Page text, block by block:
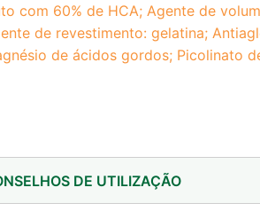
com 60% de HCA; Agente de
de revestimento: gelatina;
de ácidos gordos; Picolinato
DE UTILIZAÇÃO